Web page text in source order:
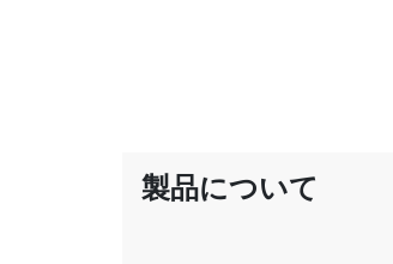
製品について